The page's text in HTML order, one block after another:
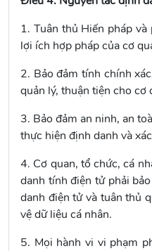
1. Tuân thủ Hiến pháp
lợi ích hợp pháp của cơ
2. Bảo đảm tính chính
quản lý, thuận tiện cho cơ
3. Bảo đảm an ninh, an
thực hiện định danh và
4. Cơ quan, tổ chức, cá
danh tính điện tử phải
danh điện tử và tuân thủ
vệ dữ liệu cá nhân.
5. Mọi hành vi vi phạm